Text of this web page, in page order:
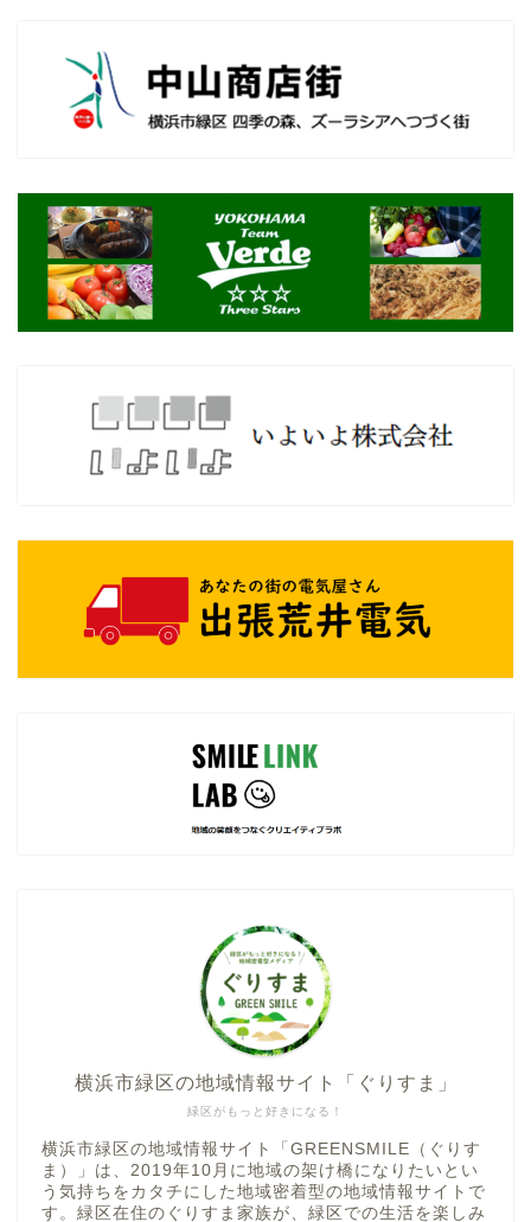
緑区がもっと好きになる！
横浜市緑区の地域情報サイト「ぐりすま」
横浜市緑区の地域情報サイト「GREENSMILE（ぐりす
ま）」は、2019年10月に地域の架け橋になりたいとい
う気持ちをカタチにした地域密着型の地域情報サイトで
す。緑区在住のぐりすま家族が、緑区での生活を楽しみ